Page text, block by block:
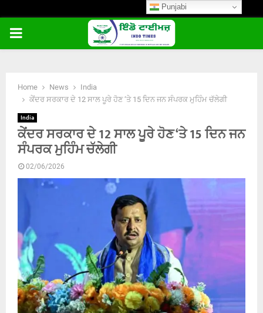
PRIMARY
Home News
India
ਕੇਂਦਰ ਸਰਕਾਰ ਦੇ 12 ਸਾਲ ਪੂਰੇ ਹੋਣ ‘ਤੇ 15 ਦਿਨ ਜਨ ਸੰਪਰਕ ਮੁਹਿੰਮ ਚੱਲੇਗੀ
India
ਕੇਂਦਰ ਸਰਕਾਰ ਦੇ 12 ਸਾਲ ਪੂਰੇ ਹੋਣ ‘ਤੇ 15 ਦਿਨ ਜਨ
ਸੰਪਰਕ ਮੁਹਿੰਮ ਚੱਲੇਗੀ
02/06/2026
Punjabi